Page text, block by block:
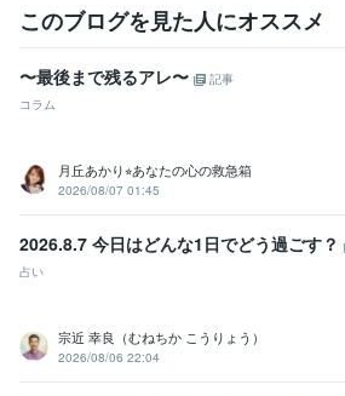
ココナラブログ　随時更新
ココナラコンテ
に日記・体験談)執筆中
ビジネス・クリエイティブツール
Lightroom:1年
フリマアプリ不用品での出品購入取引件数400
得意分野
悩み相談・カウンセリング
HSPの一人暮ら
住まい・美容・生活相談 ディズニーランド
ズニーをどんな目線で楽しみ・計画する
このブログを見た人にオススメ
〜最後まで残るアレ〜
記事
コラム
月丘あかり⭐︎あなたの心の救急箱
2026/08/07 01:45
2026.8.7 今日はどんな1日でどう過ごす？
占い
宗近 幸良（むねちか こうりょう）
2026/08/06 22:04